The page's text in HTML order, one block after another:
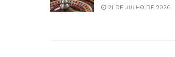
21 DE JULHO DE 2026